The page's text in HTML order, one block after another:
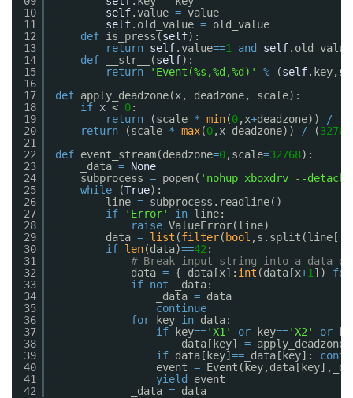
10
11
12
13
14
15
16
17
18
19
20
21
22
23
24
25
26
27
28
29
30
31
32
33
34
35
36
37
38
39
40
41
42
self.value = value
self.old_value = old_value
def is_press(self):
return self.value==1 and self.old_value
def
__str__(self):
return
'Event(%s,%d,%d)' % (self.key,
def apply_deadzone(x, deadzone, scale):
if x < 0:
return
(scale * min(0,x+deadzone)) /
return
(scale * max(0,x-deadzone)) / (32768
def event_stream(deadzone=0,scale=32768):
_data = None
subprocess = popen( 'nohup xboxdrv --
while
(True):
line = subprocess.readline()
if
'Error' in line:
raise ValueError(line)
data = list (filter( bool ,s.split(line[:
if len(data)==42 :
# Break input string into a data
data = { data[x]: int (data[x+1 ]) for
if not
_data:
_data = data
continue
for
key in data:
if
key=='X1' or key=='X2' or
data[key] =
if data[key]== _data[key]:
event =
yield
event
_data = data